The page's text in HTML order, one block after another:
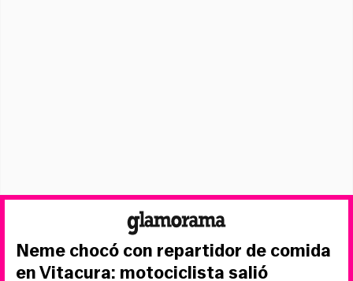
Neme chocó con repartidor de comida
en Vitacura: motociclista salió